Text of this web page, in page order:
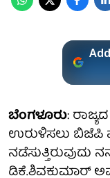
ಬೆಂಗಳೂರು:
ಉರುಳಿಸಲು ಬಿಜೆಪಿ
ನಡೆಸುತ್ತಿರುವುದು
ಡಿಕೆ.ಶಿವಕುಮಾರ್